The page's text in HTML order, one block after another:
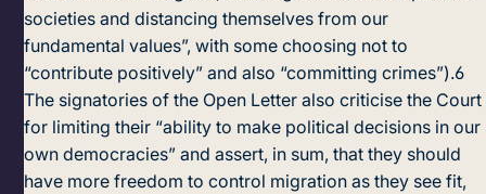
societies and distancing themselves from our
fundamental values”, with some choosing not to
“contribute positively” and also “committing crimes”).6
The signatories of the Open Letter also criticise the Court
for limiting their “ability to make political decisions in our
own democracies” and assert, in sum, that they should
have more freedom to control migration as they see fit,